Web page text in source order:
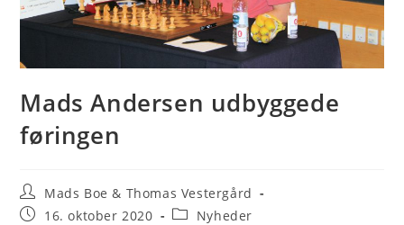
Mads Andersen udbyggede
føringen
Post
author:
Mads Boe & Thomas Vestergård
Post16. oktober 2020
PostNyheder